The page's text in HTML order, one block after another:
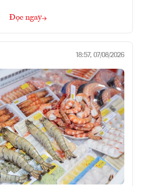
Đọc ngay
18:57, 07/08/2026